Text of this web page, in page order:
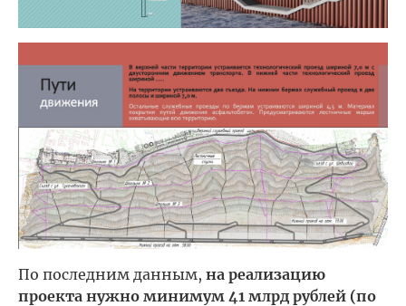
По последним данным, на реализацию
проекта нужно минимум 41 млрд рублей (по